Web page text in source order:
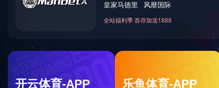
好消息：我公司研发的焦炭反应性制样系统，全部制样过程机械化操